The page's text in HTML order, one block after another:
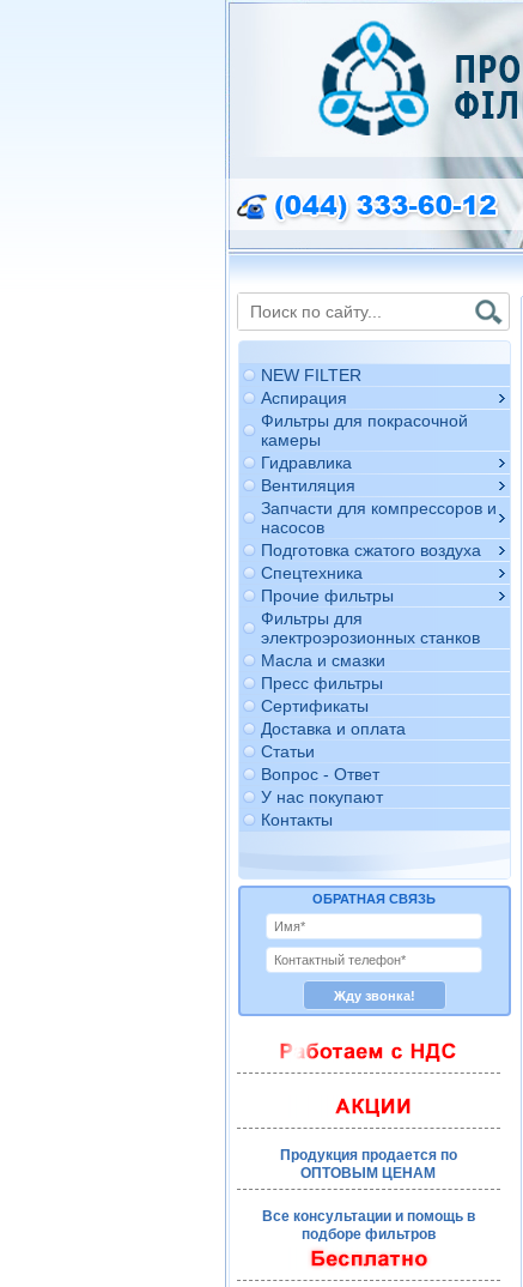
NEW FILTER
Аспирация
Фильтры для покрасочной
камеры
Гидравлика
Вентиляция
Запчасти для компрессоров и
насосов
Подготовка сжатого воздуха
Спецтехника
Прочие фильтры
Фильтры для
электроэрозионных станков
Масла и смазки
Пресс фильтры
Сертификаты
Доставка и оплата
Статьи
Вопрос - Ответ
У нас покупают
Контакты
ОБРАТНАЯ СВЯЗЬ
Продукция продается по
ОПТОВЫМ ЦЕНАМ
Все консультации и помощь в
подборе фильтров